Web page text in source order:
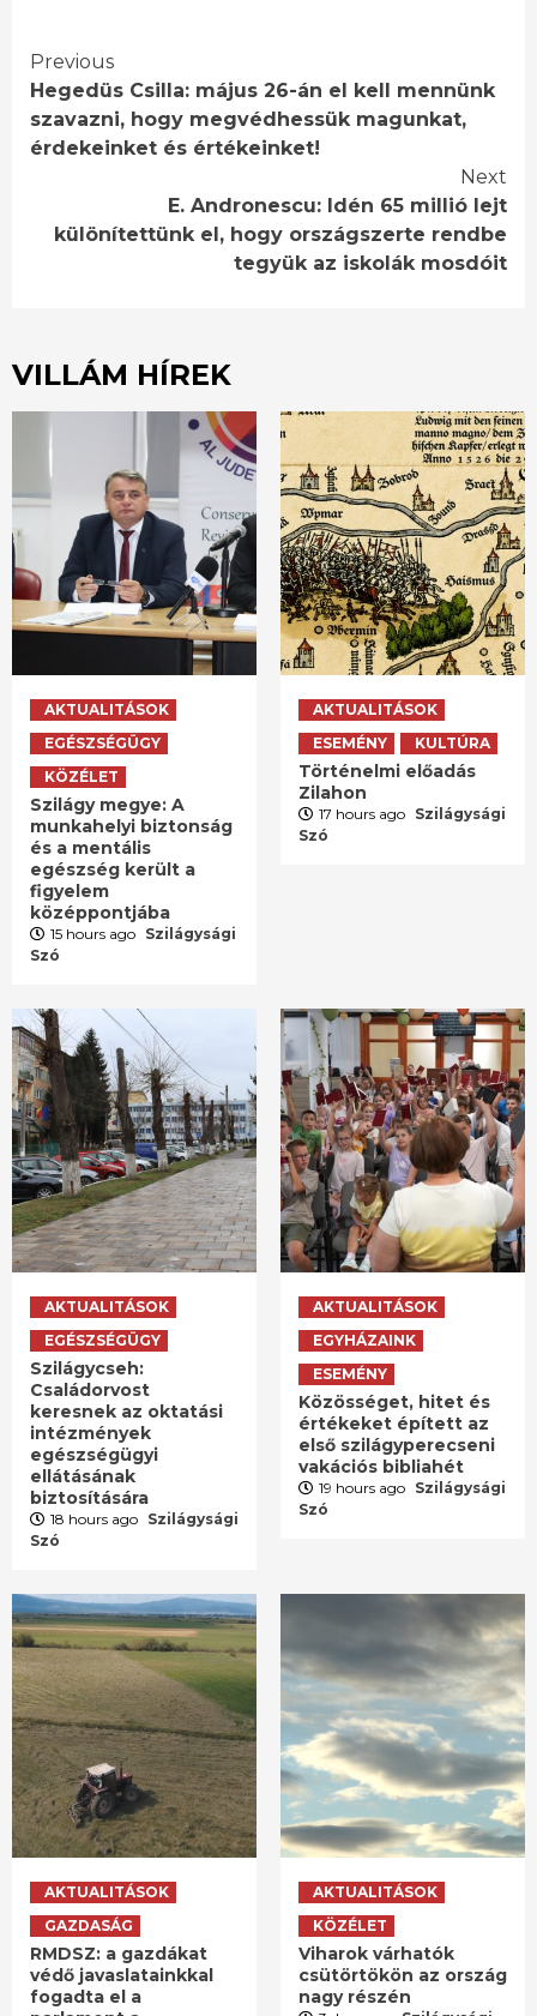
Continue
Reading
Previous
Hegedüs Csilla: május 26-án el kell mennünk
szavazni, hogy megvédhessük magunkat,
érdekeinket és értékeinket!
Next
E. Andronescu: Idén 65 millió lejt
különítettünk el, hogy országszerte rendbe
tegyük az iskolák mosdóit
VILLÁM HÍREK
AKTUALITÁSOK
EGÉSZSÉGÜGY
KÖZÉLET
Szilágy megye: A
munkahelyi biztonság
és a mentális
egészség került a
figyelem
középpontjába
15 hours ago Szilágysági
Szó
AKTUALITÁSOK
ESEMÉNY
KULTÚRA
Történelmi előadás
Zilahon
17 hours ago Szilágysági
Szó
AKTUALITÁSOK
EGÉSZSÉGÜGY
Szilágycseh:
Családorvost
keresnek az oktatási
intézmények
egészségügyi
ellátásának
biztosítására
18 hours ago Szilágysági
Szó
AKTUALITÁSOK
EGYHÁZAINK
ESEMÉNY
Közösséget, hitet és
értékeket épített az
első szilágyperecseni
vakációs bibliahét
19 hours ago Szilágysági
Szó
AKTUALITÁSOK
GAZDASÁG
RMDSZ: a gazdákat
védő javaslatainkkal
fogadta el a
AKTUALITÁSOK
KÖZÉLET
Viharok várhatók
csütörtökön az ország
nagy részén